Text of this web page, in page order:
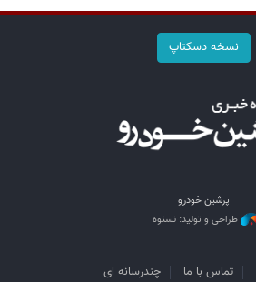
نسخه دسکتاپ
پرشین خودرو
طراحی و تولید: نستوه
تماس با ما چندرسانه ای